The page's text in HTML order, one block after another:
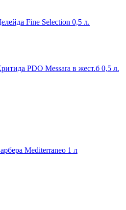
Fine Selection 0,5 л.
PDO Messara в жест.б 0,5 л.
Mediterraneo 1 л